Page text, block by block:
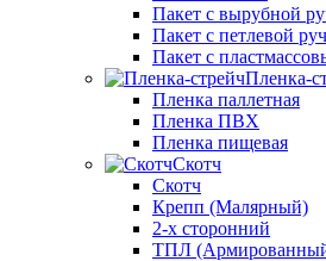
Пакет с вырубной
Пакет с петлевой
Пакет с
Пленка-
Пленка паллетная
Пленка ПВХ
Пленка пищевая
Скотч
Скотч
Крепп (Малярный)
2-х сторонний
ТПЛ